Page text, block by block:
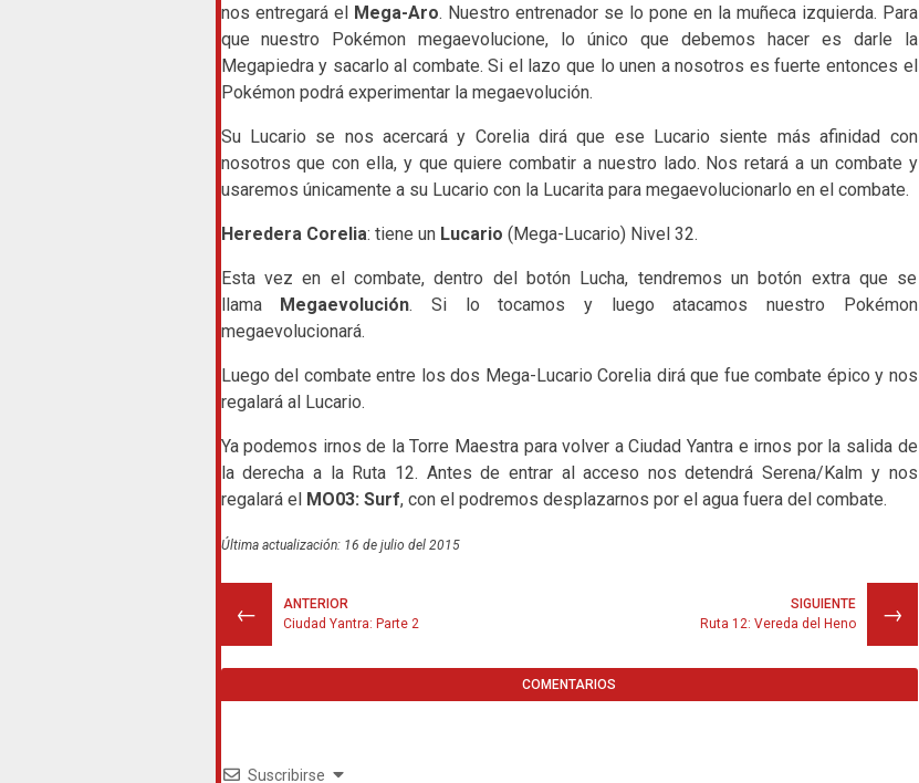
nos entregará el Mega-Aro. Nuestro entrenador se lo pone en la muñeca izquierda. Para
que nuestro Pokémon megaevolucione, lo único que debemos hacer es darle la
Megapiedra y sacarlo al combate. Si el lazo que lo unen a nosotros es fuerte entonces el
Pokémon podrá experimentar la megaevolución.
Su Lucario se nos acercará y Corelia dirá que ese Lucario siente más afinidad con
nosotros que con ella, y que quiere combatir a nuestro lado. Nos retará a un combate y
usaremos únicamente a su Lucario con la Lucarita para megaevolucionarlo en el combate.
Heredera Corelia: tiene un Lucario (Mega-Lucario) Nivel 32.
Esta vez en el combate, dentro del botón Lucha, tendremos un botón extra que se
llama Megaevolución. Si lo tocamos y luego atacamos nuestro Pokémon
megaevolucionará.
Luego del combate entre los dos Mega-Lucario Corelia dirá que fue combate épico y nos
regalará al Lucario.
Ya podemos irnos de la Torre Maestra para volver a Ciudad Yantra e irnos por la salida de
la derecha a la Ruta 12. Antes de entrar al acceso nos detendrá Serena/Kalm y nos
regalará el MO03: Surf, con el podremos desplazarnos por el agua fuera del combate.
Última actualización: 16 de julio del 2015
←
ANTERIOR
Ciudad Yantra: Parte 2
→
SIGUIENTE
Ruta 12: Vereda del Heno
COMENTARIOS
Suscribirse